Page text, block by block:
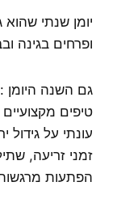
יומן שנתי שהוא
ופרחים בגינה
גם השנה היומן
טיפים
עונתי על גידול
זמני זריעה,
הפתעות